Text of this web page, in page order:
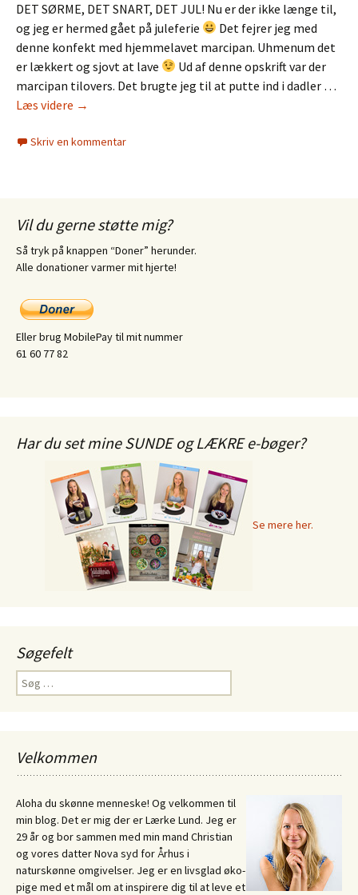
DET SØRME, DET SNART, DET JUL! Nu er der ikke længe til,
og jeg er hermed gået på juleferie
Det fejrer jeg med
denne konfekt med hjemmelavet marcipan. Uhmenum det
er lækkert og sjovt at lave
Ud af denne opskrift var der
marcipan tilovers. Det brugte jeg til at putte ind i dadler …
Læs videre Konfekt
hjemmelavet
→
Skriv en kommentar
Vil du gerne støtte mig?
Så tryk på knappen “Doner” herunder.
Alle donationer varmer mit hjerte!
Eller brug MobilePay til mit nummer
61 60 77 82
Har du set mine SUNDE og LÆKRE e-bøger?
Se mere her.
Søgefelt
Søg
efter:
Velkommen
Aloha du skønne menneske! Og velkommen til
min blog. Det er mig der er Lærke Lund. Jeg er
29 år og bor sammen med min mand Christian
og vores datter Nova syd for Århus i
naturskønne omgivelser. Jeg er en livsglad øko-
pige med et mål om at inspirere dig til at leve et